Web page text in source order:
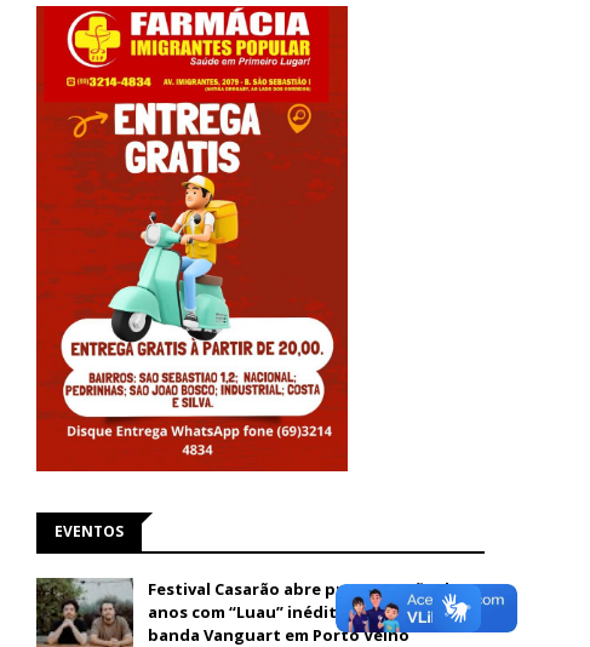
EVENTOS
Festival Casarão abre programação de 26
anos com “Luau” inédito e show da
banda Vanguart em Porto Velho